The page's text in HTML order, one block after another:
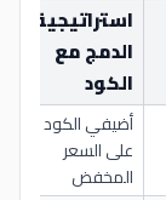
استراتيجية
الدمج مع
الكود
أضيفي الكود
على السعر
المخفض